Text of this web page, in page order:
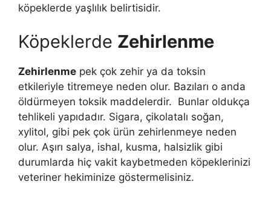
köpeklerde yaşlılık belirtisidir.
Köpeklerde Zehirlenme
Zehirlenme pek çok zehir ya da toksin
etkileriyle titremeye neden olur. Bazıları o anda
öldürmeyen toksik maddelerdir. Bunlar oldukça
tehlikeli yapıdadır. Sigara, çikolatalı soğan,
xylitol, gibi pek çok ürün zehirlenmeye neden
olur. Aşırı salya, ishal, kusma, halsizlik gibi
durumlarda hiç vakit kaybetmeden köpeklerinizi
veteriner hekiminize göstermelisiniz.